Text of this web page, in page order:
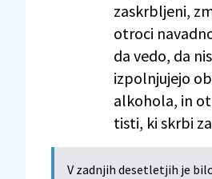
zaskrbljeni,
otroci
da vedo, da
izpolnjujejo
alkohola, in
tisti, ki skrbi
V zadnjih desetletjih je